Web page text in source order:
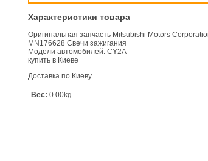
Характеристики товара
Оригинальная запчасть Mitsubishi Motors
MN176628 Свечи зажигания
Модели автомобилей: CY2A
купить в Киеве
Доставка по Киеву
Вес: 0.00kg